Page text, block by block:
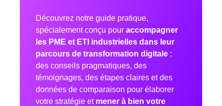
Découvrez notre guide pratique,
spécialement conçu pour accompagner
les PME et ETI industrielles dans leur
parcours de transformation digitale :
des conseils pragmatiques, des
témoignages, des étapes claires et des
données de comparaison pour élaborer
votre stratégie et mener à bien votre